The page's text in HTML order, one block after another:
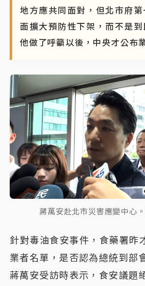
地方應共同面對，但北市府
面擴大預防性下架，而不是到
他做了呼籲以後，中央才公布
蔣萬安赴北市災害應變中心
針對毒油食安事件，食藥署昨
業者名單，是否認為總統到部
蔣萬安受訪時表示，食安議題